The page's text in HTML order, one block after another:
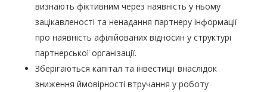
визнають фіктивним через наявність у ньому
зацікавленості та ненадання партнеру інформації
про наявність афілійованих відносин у структурі
партнерської організації.
Зберігаються капітал та інвестиції внаслідок
зниження ймовірності втручання у роботу